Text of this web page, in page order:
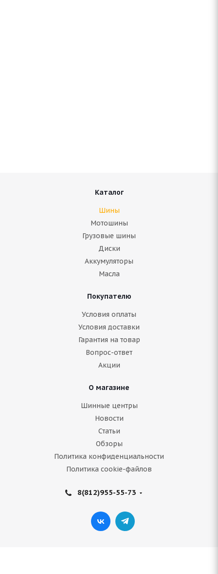
Antares Ingens a1 175/70 R14 84T
ARIVO Premio ARZ 1 175/70 R14 84T
В наличии (осталось 5 шт.)
Каталог
Шины
Мотошины
Грузовые шины
Диски
Аккумуляторы
Масла
Покупателю
Условия оплаты
Условия доставки
Гарантия на товар
Вопрос-ответ
Акции
О магазине
Шинные центры
Новости
Статьи
Обзоры
Политика конфиденциальности
Политика cookie-файлов
8(812)955-55-73